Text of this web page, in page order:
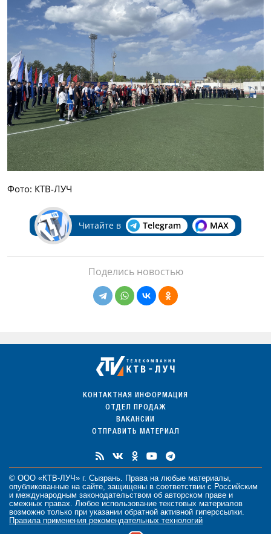
Фото: КТВ-ЛУЧ
Читайте в Telegram MAX
Поделись новостью
КОНТАКТНАЯ ИНФОРМАЦИЯ
ОТДЕЛ ПРОДАЖ
ВАКАНСИИ
ОТПРАВИТЬ МАТЕРИАЛ
© ООО «КТВ-ЛУЧ» г. Сызрань. Права на любые материалы,
опубликованные на сайте, защищены в соответствии с Российским
и международным законодательством об авторском праве и
смежных правах. Любое использование текстовых материалов
возможно только при указании обратной активной гиперссылки.
Правила применения рекомендательных технологий